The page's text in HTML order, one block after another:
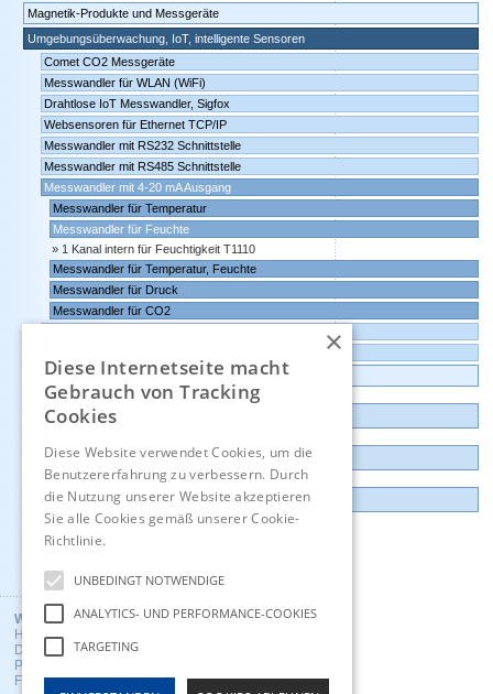
Magnetik-Produkte und Messgeräte
Umgebungsüberwachung, IoT, intelligente Sensoren
Comet CO2 Messgeräte
Messwandler für WLAN (WiFi)
Drahtlose IoT Messwandler, Sigfox
Websensoren für Ethernet TCP/IP
Messwandler mit RS232 Schnittstelle
Messwandler mit RS485 Schnittstelle
Messwandler mit 4-20 mA Ausgang
Messwandler für Temperatur
Messwandler für Feuchte
1 Kanal intern für Feuchtigkeit T1110
Messwandler für Temperatur, Feuchte
Messwandler für Druck
Messwandler für CO2
Datenlogger, Datenrekorder, Messwandler
Günstige Auslauf-und Demogeräte
Kontakt
Impressum
Wuntronic GmbH
Heppstrasse 30
D - 80995 Munich, Germany
Phone +49 (89) 3133007
Fax +49 (89) 3146706
×
Diese Internetseite macht
Gebrauch von Tracking
Cookies
Diese Website verwendet Cookies, um die
Benutzererfahrung zu verbessern. Durch
die Nutzung unserer Website akzeptieren
Sie alle Cookies gemäß unserer Cookie-
Richtlinie.
UNBEDINGT NOTWENDIGE
ANALYTICS- UND PERFORMANCE-COOKIES
TARGETING